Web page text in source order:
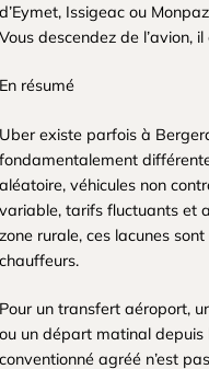
Issigeac ou
descendez de l’avion,
résumé
existe parfois à
véhicules non
tarifs fluctuants et
rurale, ces lacunes
un transfert aéroport,
un départ matinal depuis
agréé n’est